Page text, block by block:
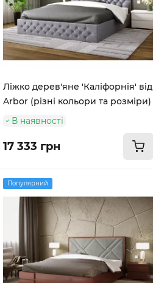
Ліжко дерев'яне 'Каліфорнія' від
Arbor (різні кольори та розміри)
В наявності
17 333 грн
Популярний